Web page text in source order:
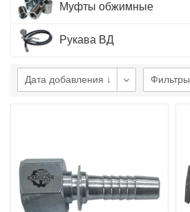
Муфты обжимные
Рукава ВД
Дата добавления ↓ Фильтры